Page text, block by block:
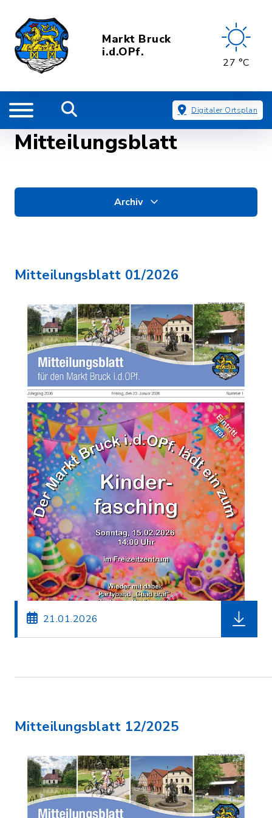
Markt Bruck
i.d.OPf.
27 °C
Digitaler Ortsplan
Mitteilungsblatt
Archiv
Mitteilungsblatt 01/2026
21.01.2026
Mitteilungsblatt 12/2025